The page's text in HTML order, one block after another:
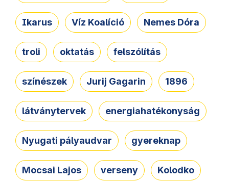
Ikarus Víz Koalíció Nemes Dóra
troli oktatás felszólítás
színészek Jurij Gagarin 1896
látványtervek energiahatékonyság
Nyugati pályaudvar gyereknap
Mocsai Lajos verseny Kolodko